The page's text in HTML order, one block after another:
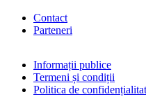
Contact
Parteneri
Informații publice
Termeni și condiții
Politica de